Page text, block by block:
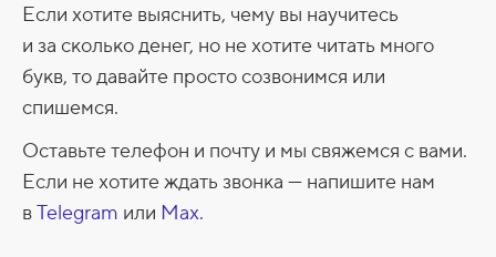
Если хотите выяснить, чему вы научитесь
и за сколько денег, но не хотите читать много
букв, то давайте просто созвонимся или
спишемся.
Оставьте телефон и почту и мы свяжемся с вами.
Если не хотите ждать звонка — напишите нам
вTelegram или Max.